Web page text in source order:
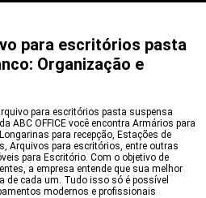
para escritórios pasta
Organização e
para escritórios pasta suspensa
ABC OFFICE você encontra Armários para
para recepção, Estações de
Arquivos para escritórios, entre outras
para Escritório. Com o objetivo de
a empresa entende que sua melhor
de cada um. Tudo isso só é possível
modernos e profissionais